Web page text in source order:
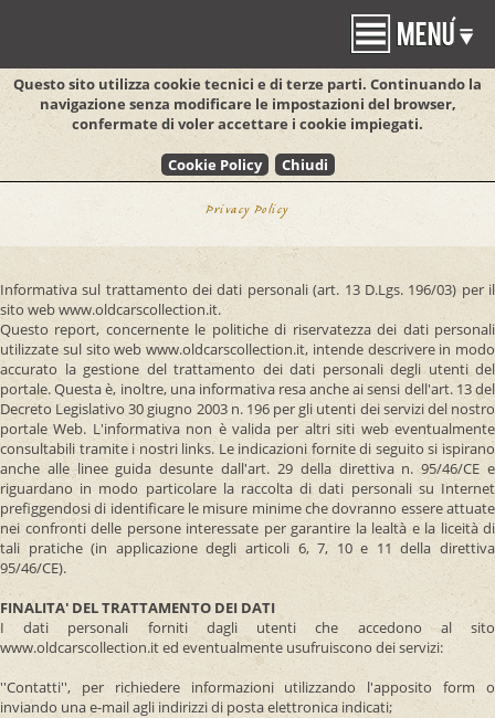
Questo sito utilizza cookie tecnici e di terze parti. Continuando la
navigazione senza modificare le impostazioni del browser,
confermate di voler accettare i cookie impiegati.
Privacy Policy
Informativa sul trattamento dei dati personali (art. 13 D.Lgs. 196/03) per il
sito web www.oldcarscollection.it.
Questo report, concernente le politiche di riservatezza dei dati personali
utilizzate sul sito web www.oldcarscollection.it, intende descrivere in modo
accurato la gestione del trattamento dei dati personali degli utenti del
portale. Questa è, inoltre, una informativa resa anche ai sensi dell'art. 13 del
Decreto Legislativo 30 giugno 2003 n. 196 per gli utenti dei servizi del nostro
portale Web. L'informativa non è valida per altri siti web eventualmente
consultabili tramite i nostri links. Le indicazioni fornite di seguito si ispirano
anche alle linee guida desunte dall'art. 29 della direttiva n. 95/46/CE e
riguardano in modo particolare la raccolta di dati personali su Internet
prefiggendosi di identificare le misure minime che dovranno essere attuate
nei confronti delle persone interessate per garantire la lealtà e la liceità di
tali pratiche (in applicazione degli articoli 6, 7, 10 e 11 della direttiva
95/46/CE).
FINALITA' DEL TRATTAMENTO DEI DATI
I dati personali forniti dagli utenti che accedono al sito
www.oldcarscollection.it ed eventualmente usufruiscono dei servizi:
''Contatti'', per richiedere informazioni utilizzando l'apposito form o
inviando una e-mail agli indirizzi di posta elettronica indicati;